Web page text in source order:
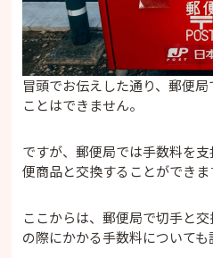
冒頭でお伝えした通り、郵便
ことはできません。
ですが、郵便局では手数料を
便商品と交換することができま
ここからは、郵便局で切手と
の際にかかる手数料についても